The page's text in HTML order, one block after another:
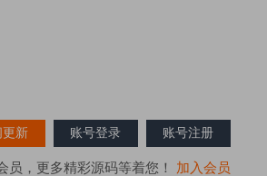
搜索资源
账号注册
账号登录
更新
员，更多精彩源码等着您！ 加入会员